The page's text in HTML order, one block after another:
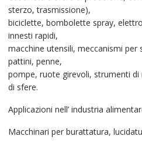
sterzo, trasmissione),
biciclette, bombolette spray,
innesti rapidi,
macchine utensili, meccanismi
pattini, penne,
pompe, ruote girevoli, strumenti
di sfere.
Applicazioni nell’ industria
Macchinari per burattatura,